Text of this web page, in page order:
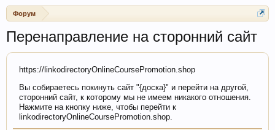
Форум
Перенаправление на сторонний сайт
https://linkodirectoryOnlineCoursePromotion.shop
Вы собираетесь покинуть сайт "{доска}" и перейти на другой,
сторонний сайт, к которому мы не имеем никакого отношения.
Нажмите на кнопку ниже, чтобы перейти к
linkodirectoryOnlineCoursePromotion.shop.